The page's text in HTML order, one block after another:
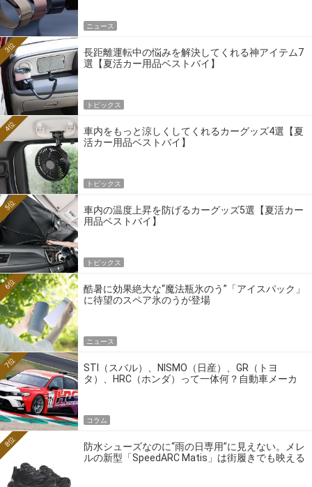
ニュース
長距離運転中の悩みを解決してくれる神アイテム7
選【夏活カー用品ベストバイ】
3位
トピックス
車内をもっと涼しくしてくれるカーグッズ4選【夏
活カー用品ベストバイ】
4位
トピックス
車内の温度上昇を防げるカーグッズ5選【夏活カー
用品ベストバイ】
5位
トピックス
酷暑に効果絶大な“魔法瓶氷のう”「アイスパック」
に待望のスペア氷のうが登場
6位
ニュース
STI（スバル）、NISMO（日産）、GR（トヨ
タ）、HRC（ホンダ）って一体何？自動車メーカ
7位
コラム
防水シューズなのに“雨の日専用”に見えない。メレ
ルの新型「SpeedARC Matis」は街履きでも映える
8位